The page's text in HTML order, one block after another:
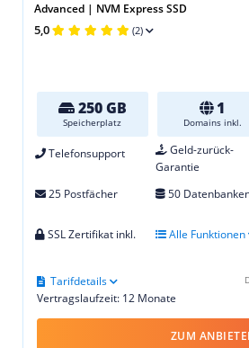
Advanced | NVM Express SSD
5,0 (2)
250 GB
Speicherplatz
1
Domains inkl.
Telefonsupport
Geld-zurück-
Garantie
25 Postfächer 50
SSL Zertifikat inkl.
Alle Funktionen
Vertragslaufzeit: 12 Monate
Tarifdetails
ZUM